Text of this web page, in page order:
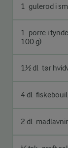
1 gulerod i
1 porre i
100 g)
1½ dl tør
4 dl
2 dl